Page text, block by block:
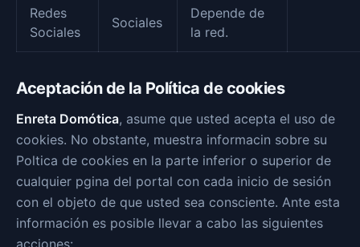
Redes
Sociales
Sociales
Depende de
la red.
Aceptación de la Política de cookies
Enreta Domótica, asume que usted acepta el uso de
cookies. No obstante, muestra informacin sobre su
Poltica de cookies en la parte inferior o superior de
cualquier pgina del portal con cada inicio de sesión
con el objeto de que usted sea consciente. Ante esta
información es posible llevar a cabo las siguientes
acciones: